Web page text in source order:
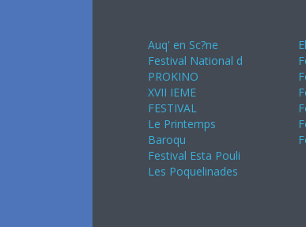
Auq' en Sc?ne
Festival National d
PROKINO
XVII IEME
FESTIVAL
Le Printemps
Baroqu
Festival Esta Pouli
Les Poquelinades